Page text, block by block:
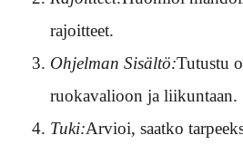
rajoitteet.
Ohjelman Sisältö:Tutustu
ruokavalioon ja liikuntaan.
Tuki:Arvioi, saatko